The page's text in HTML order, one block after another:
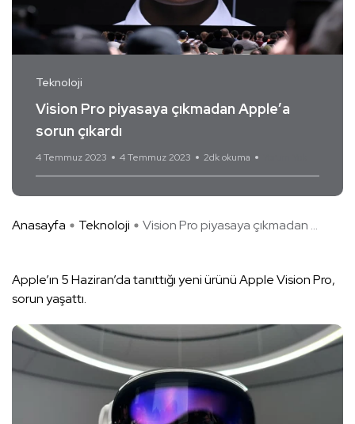
Teknoloji
Vision Pro piyasaya çıkmadan Apple’a
sorun çıkardı
4 Temmuz 2023 4 Temmuz 2023 2dk okuma
Anasayfa Teknoloji Vision Pro piyasaya çıkmadan ...
Apple’ın 5 Haziran’da tanıttığı yeni ürünü Apple Vision Pro,
sorun yaşattı.